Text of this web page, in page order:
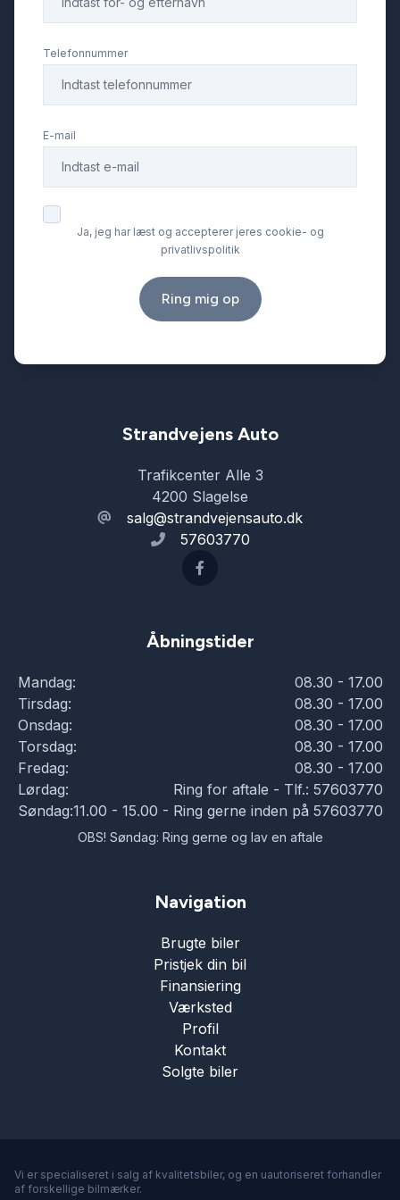
navigation
nøglefri adgang
parkeringssensor (bag)
parkeringssensor (for)
Regnsensor
træthedsregistrering
USB-A tilslutning
vognbaneassistent
Telefonnummer
E-mail
Ja, jeg har læst og accepterer jeres cookie- og
privatlivspolitik
Ring mig op
Strandvejens Auto
Trafikcenter Alle 3
4200 Slagelse
salg@strandvejensauto.dk
57603770
Åbningstider
Mandag:
08.30 - 17.00
Tirsdag:
08.30 - 17.00
Onsdag:
08.30 - 17.00
Torsdag:
08.30 - 17.00
Fredag:
08.30 - 17.00
Lørdag:
Ring for aftale - Tlf.: 57603770
Søndag:11.00 - 15.00 - Ring gerne inden på 57603770
OBS! Søndag: Ring gerne og lav en aftale
Navigation
Brugte biler
Pristjek din bil
Finansiering
Værksted
Profil
Kontakt
Solgte biler
Vi er specialiseret i salg af kvalitetsbiler, og en uautoriseret forhandler
af forskellige bilmærker.